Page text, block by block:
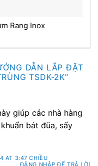
Rang Inox
DẪN LẮP ĐẶT
TSDK-2K”
giúp các nhà hàng
bát đũa, sấy
AT 3:47 CHIỀU
ĐĂNG NHẬP ĐỂ TRẢ LỜI